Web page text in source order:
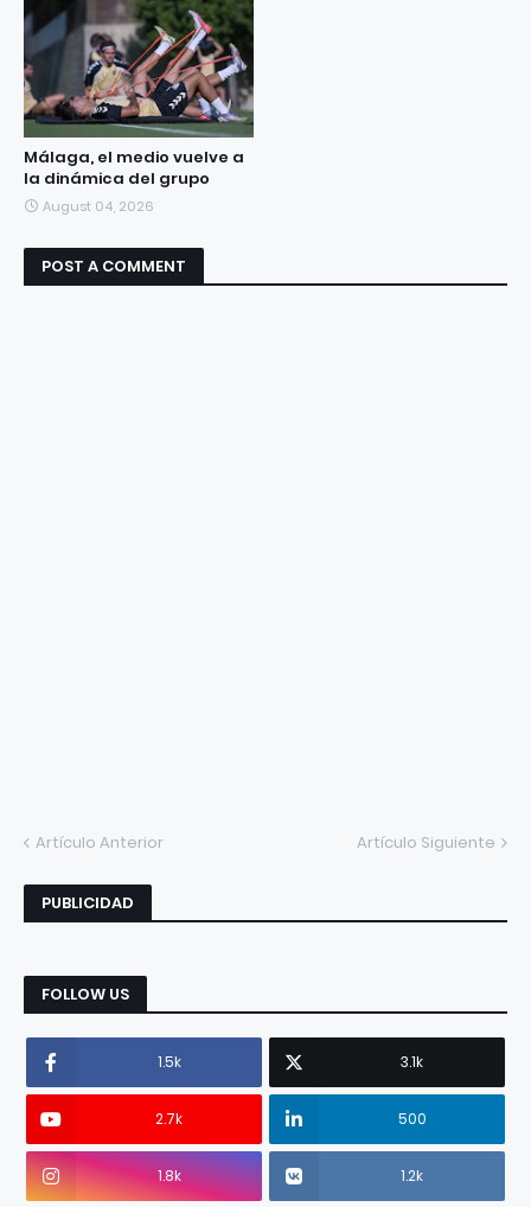
Málaga, el medio vuelve a
la dinámica del grupo
August 04, 2026
POST A COMMENT
Artículo Anterior Artículo Siguiente
PUBLICIDAD
FOLLOW US
1.5k 3.1k
2.7k 500
1.8k 1.2k